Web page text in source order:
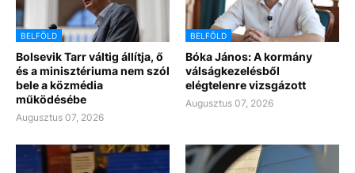
BELFÖLD
Bolsevik Tarr váltig állítja, ő
és a minisztériuma nem szól
bele a közmédia
működésébe
Augusztus 07, 2026
BELFÖLD
Bóka János: A kormány
válságkezelésből
elégtelenre vizsgázott
Augusztus 07, 2026